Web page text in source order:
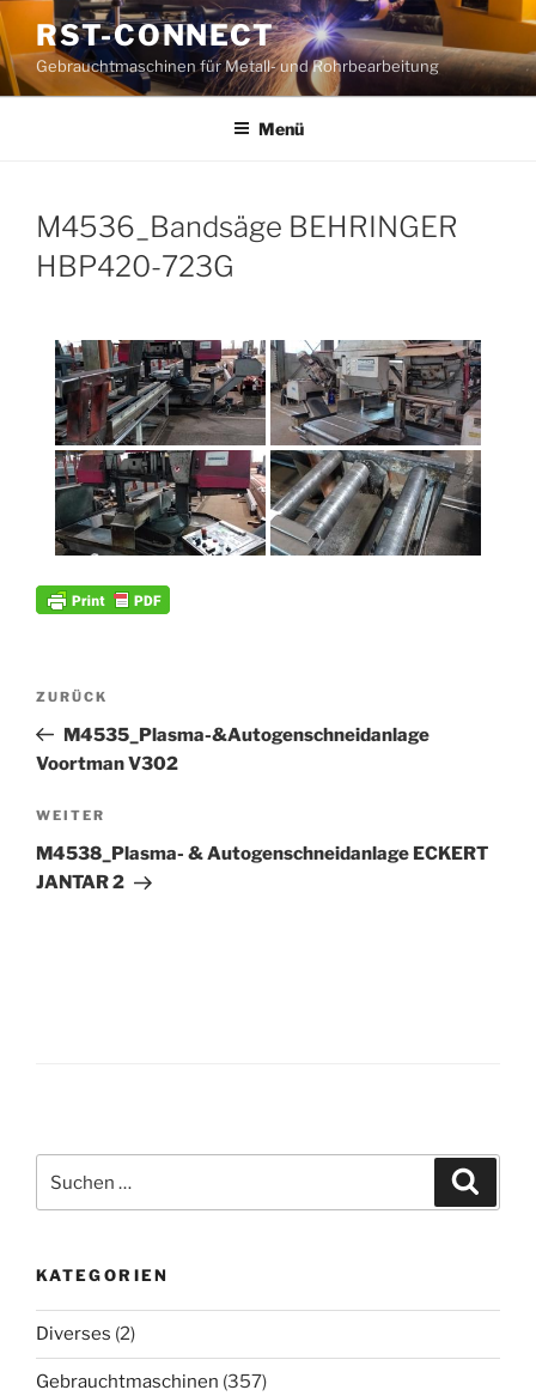
Zum
Inhalt
springen
RST-CONNECT
Gebrauchtmaschinen für Metall- und Rohrbearbeitung
Menü
M4536_Bandsäge BEHRINGER
HBP420-723G
Beitrags-
Vorheriger
Beitrag
ZURÜCK
M4535_Plasma-&Autogenschneidanlage
Voortman V302
Nächster
Beitrag
WEITER
M4538_Plasma- & Autogenschneidanlage ECKERT
JANTAR 2
nach:
KATEGORIEN
Diverses (2)
Gebrauchtmaschinen (357)